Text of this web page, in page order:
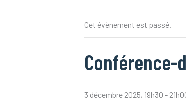
Cet évènement est passé.
Conférence-
3 décembre 2025, 19h30 -